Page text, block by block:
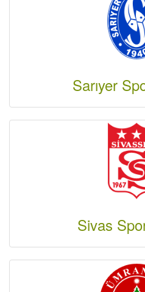
Sarıyer
Sivas